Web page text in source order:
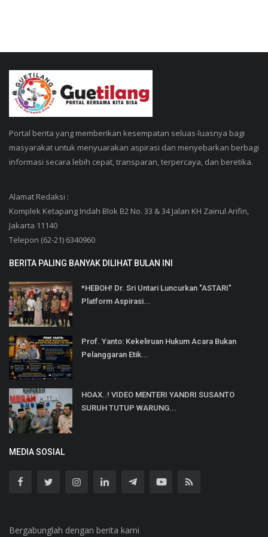
Portal berita yang memberikan kesempatan seluas-luasnya bagi
masyarakat untuk menyuarakan aspirasi dan menyebarkan berbagi
informasi secara lebih cepat, transparan, terpercaya, dan beretika.
Alamat Redaksi :
Komplek Ketapang Indah Blok B2 No. 33 & 34 Jalan KH Zainul Arifin,
Jakarta 11140
Telepon (62-21) 6340960
BERITA PALING BANYAK DILIHAT BULAN INI
*HEBOH! Dr. Sri Untari Luncurkan "ASTARI"
Platform Aspirasi...
Prof. Yanto: Kekeliruan Hukum Acara Bukan
Pelanggaran Etik...
HOAX..! VIDEO MENTERI YANDRI SUSANTO
SURUH TUTUP WARUNG...
MEDIA SOSIAL
Bergabunglah dengan berita kami